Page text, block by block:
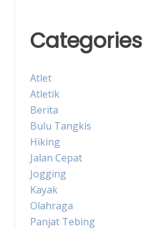
Categories
Atlet
Atletik
Berita
Bulu Tangkis
Hiking
Jalan Cepat
Jogging
Kayak
Olahraga
Panjat Tebing